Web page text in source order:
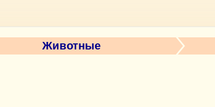
Животные